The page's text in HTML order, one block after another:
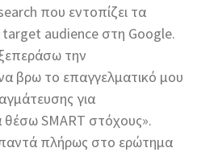
που εντοπίζει τα
audience στη Google.
την
βρω το επαγγελματικό μου
για
θέσω SMART στόχους».
πλήρως στο ερώτημα